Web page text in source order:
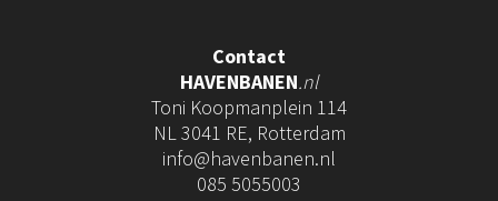
Contact
HAVENBANEN.nl
Toni Koopmanplein 114
NL 3041 RE, Rotterdam
info@havenbanen.nl
085 5055003